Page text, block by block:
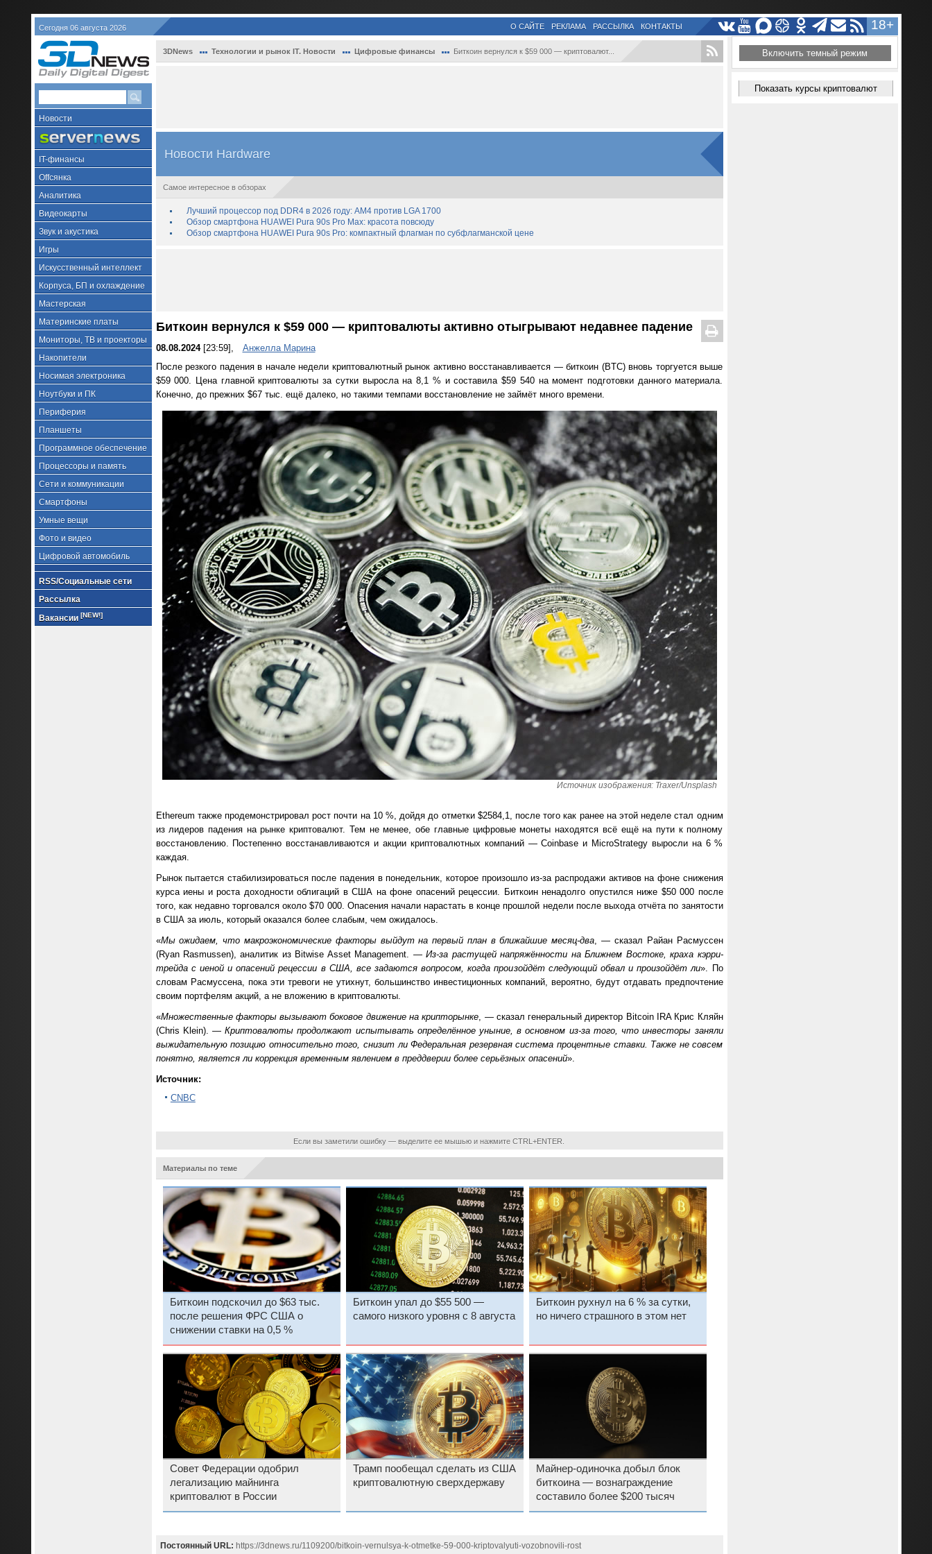
Сегодня 06 августа 2026 18+
О САЙТЕ РЕКЛАМА РАССЫЛКА КОНТАКТЫ
Новости
IT-финансы
Offсянка
Аналитика
Видеокарты
Звук и акустика
Игры
Искусственный интеллект
Корпуса, БП и охлаждение
Мастерская
Материнские платы
Мониторы, ТВ и проекторы
Накопители
Носимая электроника
Ноутбуки и ПК
Периферия
Планшеты
Программное обеспечение
Процессоры и память
Сети и коммуникации
Смартфоны
Умные вещи
Фото и видео
Цифровой автомобиль
RSS/Социальные сети
Рассылка
Вакансии [NEW!]
3DNews Технологии и рынок IT. Новости Цифровые финансы Биткоин вернулся к $59 000 — криптовалют...
Новости Hardware
Самое интересное в обзорах
Лучший процессор под DDR4 в 2026 году: AM4 против LGA 1700
Обзор смартфона HUAWEI Pura 90s Pro Max: красота повсюду
Обзор смартфона HUAWEI Pura 90s Pro: компактный флагман по субфлагманской цене
Биткоин вернулся к $59 000 — криптовалюты активно отыгрывают недавнее падение
08.08.2024[23:59],
Анжелла Марина
После резкого падения в начале недели криптовалютный рынок активно восстанавливается — биткоин (BTC) вновь торгуется выше
$59 000. Цена главной криптовалюты за сутки выросла на 8,1 % и составила $59 540 на момент подготовки данного материала.
Конечно, до прежних $67 тыс. ещё далеко, но такими темпами восстановление не займёт много времени.
Источник изображения: Traxer/Unsplash
Ethereum также продемонстрировал рост почти на 10 %, дойдя до отметки $2584,1, после того как ранее на этой неделе стал одним
из лидеров падения на рынке криптовалют. Тем не менее, обе главные цифровые монеты находятся всё ещё на пути к полному
восстановлению. Постепенно восстанавливаются и акции криптовалютных компаний — Coinbase и MicroStrategy выросли на 6 %
каждая.
Рынок пытается стабилизироваться после падения в понедельник, которое произошло из-за распродажи активов на фоне снижения
курса иены и роста доходности облигаций в США на фоне опасений рецессии. Биткоин ненадолго опустился ниже $50 000 после
того, как недавно торговался около $70 000. Опасения начали нарастать в конце прошлой недели после выхода отчёта по занятости
в США за июль, который оказался более слабым, чем ожидалось.
«Мы ожидаем, что макроэкономические факторы выйдут на первый план в ближайшие месяц-два, — сказал Райан Расмуссен
(Ryan Rasmussen), аналитик из Bitwise Asset Management. —Из-за растущей напряжённости на Ближнем Востоке, краха кэрри-
трейда с иеной и опасений рецессии в США, все задаются вопросом, когда произойдёт следующий обвал и произойдёт ли». По
словам Расмуссена, пока эти тревоги не утихнут, большинство инвестиционных компаний, вероятно, будут отдавать предпочтение
своим портфелям акций, а не вложению в криптовалюты.
«Множественные факторы вызывают боковое движение на крипторынке, — сказал генеральный директор Bitcoin IRA Крис Кляйн
(Chris Klein). —Криптовалюты продолжают испытывать определённое уныние, в основном из-за того, что инвесторы заняли
выжидательную позицию относительно того, снизит ли Федеральная резервная система процентные ставки. Также не совсем
понятно, является ли коррекция временным явлением в преддверии более серьёзных опасений».
Источник:
CNBC
Если вы заметили ошибку — выделите ее мышью и нажмите CTRL+ENTER.
Материалы по теме
Биткоин подскочил до $63 тыс.
после решения ФРС США о
снижении ставки на 0,5 %
Биткоин упал до $55 500 —
самого низкого уровня с 8 августа
Биткоин рухнул на 6 % за сутки,
но ничего страшного в этом нет
Совет Федерации одобрил
легализацию майнинга
криптовалют в России
Трамп пообещал сделать из США
криптовалютную сверхдержаву
Майнер-одиночка добыл блок
биткоина — вознаграждение
составило более $200 тысяч
Постоянный URL: https://3dnews.ru/1109200/bitkoin-vernulsya-k-otmetke-59-000-kriptovalyuti-vozobnovili-rost
Включить темный режим
Показать курсы криптовалют